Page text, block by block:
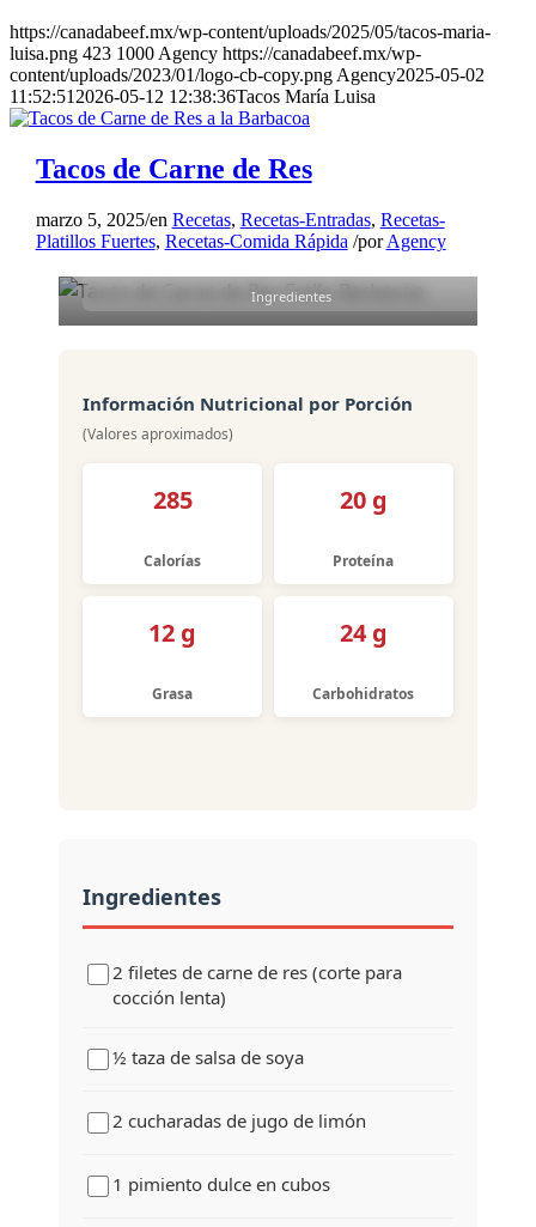
https://canadabeef.mx/wp-content/uploads/2025/05/tacos-maria-
luisa.png 423 1000 Agency https://canadabeef.mx/wp-
content/uploads/2023/01/logo-cb-copy.png Agency2025-05-02
11:52:51 2026-05-12 12:38:36Tacos María Luisa
Tacos de Carne de Res
marzo 5, 2025/en Recetas, Recetas-Entradas, Recetas-
Platillos Fuertes, Recetas-Comida Rápida /porAgency
20
15 min
1:30 hr
Cocción
9
Ingredientes
Información Nutricional por Porción
(Valores aproximados)
285
Calorías
20 g
Proteína
12 g
Grasa
24 g
Carbohidratos
Ingredientes
2 filetes de carne de res (corte para
cocción lenta)
½ taza de salsa de soya
2 cucharadas de jugo de limón
1 pimiento dulce en cubos